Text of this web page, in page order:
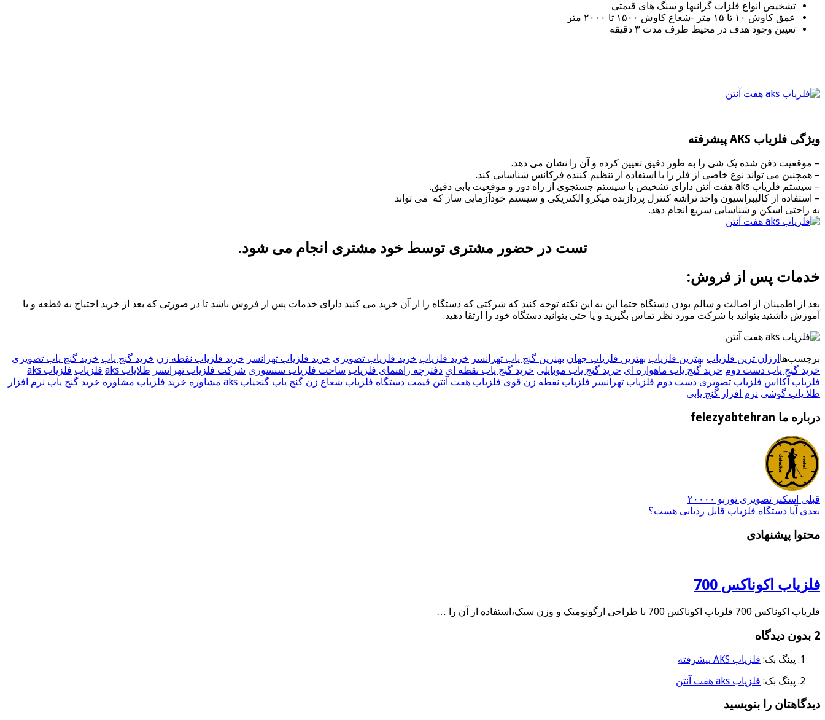
تشخیص انواع فلزات گرانبها و سنگ های قیمتی
عمق کاوش ۱۰ تا ۱۵ متر -شعاع کاوش ۱۵۰۰ تا ۲۰۰۰ متر
تعیین وجود هدف در محیط ظرف مدت ۳ دقیقه
ویژگی فلزیاب AKS پیشرفته
– موقعیت دفن شده یک شی را به طور دقیق تعیین کرده و آن را نشان می دهد.
– همچنین می تواند نوع خاصی از فلز را با استفاده از تنظیم کننده فرکانس شناسایی کند.
– سیستم فلزیاب aks هفت آنتن دارای تشخیص با سیستم جستجوی از راه دور و موقعیت یابی دقیق.
– استفاده از کالیبراسیون واحد تراشه کنترل پردازنده میکرو الکتریکی و سیستم خودآزمایی ساز که می تواند
به راحتی اسکن و شناسایی سریع انجام دهد.
تست در حضور مشتری توسط خود مشتری انجام می شود.
خدمات پس از فروش:
بعد از اطمینان از اصالت و سالم بودن دستگاه حتما این به این نکته توجه کنید که شرکتی که دستگاه را از آن خرید می کنید دارای خدمات پس از فروش باشد تا در صورتی که بعد از خرید احتیاج به قطعه و یا
آموزش داشتید بتوانید با شرکت مورد نظر تماس بگیرید و یا حتی بتوانید دستگاه خود را ارتقا دهید.
برچسب‌ها ارزان ترین فلزیاب بهترین فلزیاب بهترین فلزیاب جهان بهنرین گنج یاب تهرانسر خرید فلزیاب خرید فلزیاب تصویری خرید فلزیاب تهرانسر خرید فلزیاب نقطه زن خرید گنج یاب خرید گنج یاب تصویری
خرید گنج یاب دست دوم خرید گنج یاب ماهواره ای خرید گنج یاب موبایلی خرید گنج یاب نقطه ای دفترچه راهنمای فلزیاب ساخت فلزیاب سنسوری شرکت فلزیاب تهرانسر طلایاب aks فلزیاب فلزیاب aks
فلزیاب آکااس فلزیاب تصویری دست دوم فلزیاب تهرانسر فلزیاب نقطه زن قوی فلزیاب هفت آنتن قیمت دستگاه فلزیاب شعاع زن گنج یاب گنجیاب aks مشاوره خرید فلزیاب مشاوره خرید گنج یاب نرم افزار
طلا یاب گوشی نرم افزار گنج یابی
درباره ما felezyabtehran
قبلی اسکنر تصویری توربو ۲۰۰۰۰
بعدی آیا دستگاه فلزیاب قابل ردیابی هست؟
محتوا پیشنهادی
فلزیاب اکوناکس 700
فلزیاب اکوناکس 700 فلزیاب اکوناکس 700 با طراحی ارگونومیک و وزن سبک،استفاده از آن را …
2 بدون دیدگاه
پینگ بک: فلزیاب AKS پیشرفته
پینگ بک: فلزیاب aks هفت آنتن
دیدگاهتان را بنویسید